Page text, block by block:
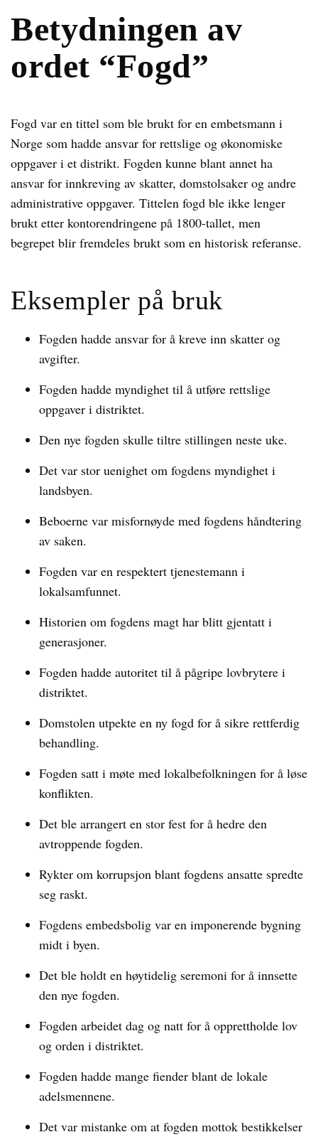
Betydningen av
ordet “Fogd”
Fogd var en tittel som ble brukt for en embetsmann i
Norge som hadde ansvar for rettslige og økonomiske
oppgaver i et distrikt. Fogden kunne blant annet ha
ansvar for innkreving av skatter, domstolsaker og andre
administrative oppgaver. Tittelen fogd ble ikke lenger
brukt etter kontorendringene på 1800-tallet, men
begrepet blir fremdeles brukt som en historisk referanse.
Eksempler på bruk
Fogden hadde ansvar for å kreve inn skatter og
avgifter.
Fogden hadde myndighet til å utføre rettslige
oppgaver i distriktet.
Den nye fogden skulle tiltre stillingen neste uke.
Det var stor uenighet om fogdens myndighet i
landsbyen.
Beboerne var misfornøyde med fogdens håndtering
av saken.
Fogden var en respektert tjenestemann i
lokalsamfunnet.
Historien om fogdens magt har blitt gjentatt i
generasjoner.
Fogden hadde autoritet til å pågripe lovbrytere i
distriktet.
Domstolen utpekte en ny fogd for å sikre rettferdig
behandling.
Fogden satt i møte med lokalbefolkningen for å løse
konflikten.
Det ble arrangert en stor fest for å hedre den
avtroppende fogden.
Rykter om korrupsjon blant fogdens ansatte spredte
seg raskt.
Fogdens embedsbolig var en imponerende bygning
midt i byen.
Det ble holdt en høytidelig seremoni for å innsette
den nye fogden.
Fogden arbeidet dag og natt for å opprettholde lov
og orden i distriktet.
Fogden hadde mange fiender blant de lokale
adelsmennene.
Det var mistanke om at fogden mottok bestikkelser